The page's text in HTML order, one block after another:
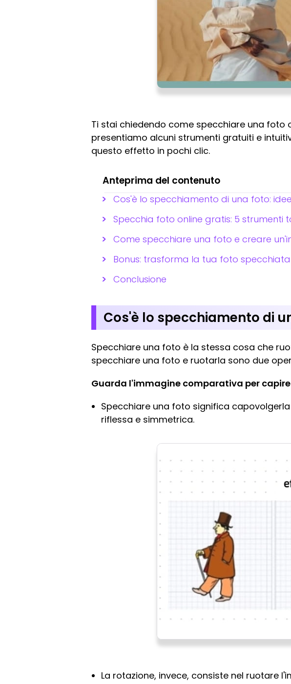
Ti stai chiedendo come specchiare una foto
presentiamo alcuni strumenti gratuiti e
questo effetto in pochi clic.
Anteprima del contenuto
Cos'è lo specchiamento di una foto:
Specchia foto online gratis: 5
Come specchiare una foto e creare
Bonus: trasforma la tua foto
Conclusione
Cos'è lo specchiamento di
Specchiare una foto è la stessa cosa che
specchiare una foto e ruotarla sono due
Guarda l'immagine comparativa per
Specchiare una foto significa
riflessa e simmetrica.
La rotazione, invece, consiste nel ruotare